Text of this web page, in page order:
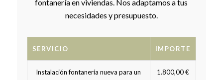
fontanería en viviendas. Nos adaptamos a tus
necesidades y presupuesto.
SERVICIO IMPORTE
Instalación fontanería nueva para un
1.800,00 €